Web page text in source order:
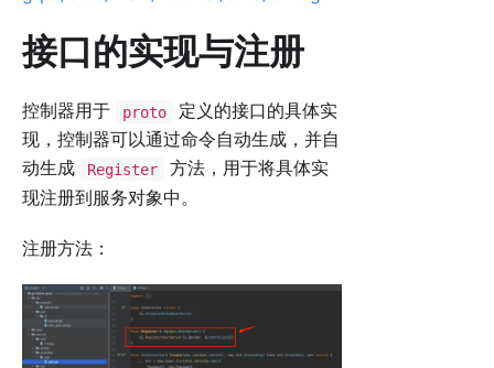
接口的实现与注册
控制器用于 proto
定义的接口的具体实
现，控制器可以通过命令自动生成，并自
动生成
Register
方法，用于将具体实
现注册到服务对象中。
注册方法：